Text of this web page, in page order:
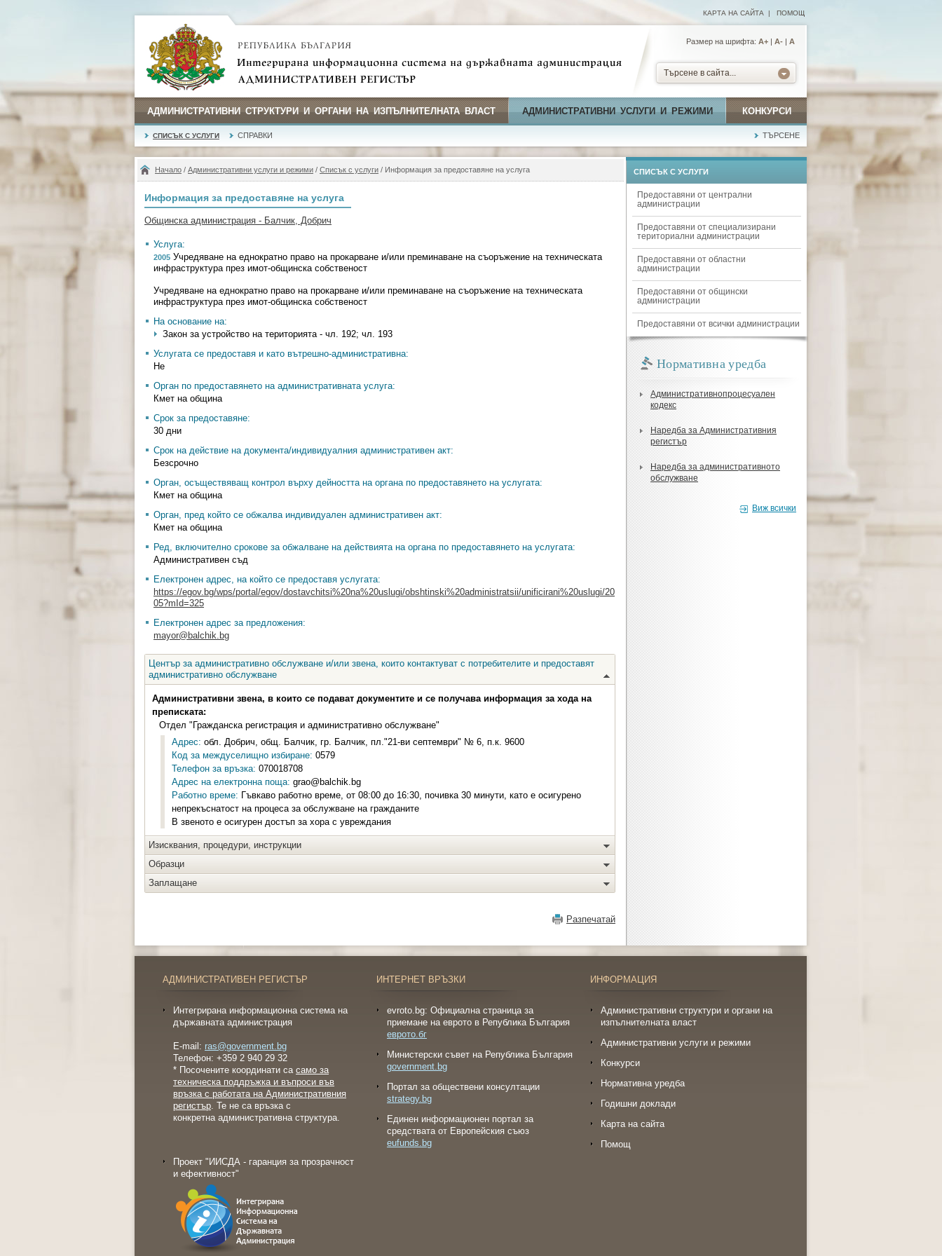
КАРТА НА САЙТА | ПОМОЩ
Размер на шрифта: А+ | A- | A
Търсене в сайта...
АДМИНИСТРАТИВНИ СТРУКТУРИ И ОРГАНИ НА ИЗПЪЛНИТЕЛНАТА ВЛАСТ АДМИНИСТРАТИВНИ УСЛУГИ И РЕЖИМИ КОНКУРСИ
СПИСЪК С УСЛУГИ СПРАВКИ ТЪРСЕНЕ
Начало / Административни услуги и режими / Списък с услуги / Информация за предоставяне на услуга
Информация за предоставяне на услуга
Общинска администрация - Балчик, Добрич
Услуга:
2005 Учредяване на еднократно право на прокарване и/или преминаване на съоръжение на техническата
инфраструктура през имот-общинска собственост
Учредяване на еднократно право на прокарване и/или преминаване на съоръжение на техническата
инфраструктура през имот-общинска собственост
На основание на:
Закон за устройство на територията - чл. 192; чл. 193
Услугата се предоставя и като вътрешно-административна:
Не
Орган по предоставянето на административната услуга:
Кмет на община
Срок за предоставяне:
30 дни
Срок на действие на документа/индивидуалния административен акт:
Безсрочно
Орган, осъществяващ контрол върху дейността на органа по предоставянето на услугата:
Кмет на община
Орган, пред който се обжалва индивидуален административен акт:
Кмет на община
Ред, включително срокове за обжалване на действията на органа по предоставянето на услугата:
Административен съд
Електронен адрес, на който се предоставя услугата:
https://egov.bg/wps/portal/egov/dostavchitsi%20na%20uslugi/obshtinski%20administratsii/unificirani%20uslugi/20
05?mId=325
Електронен адрес за предложения:
mayor@balchik.bg
Център за административно обслужване и/или звена, които контактуват с потребителите и предоставят
административно обслужване
Административни звена, в които се подават документите и се получава информация за хода на
преписката:
Отдел "Гражданска регистрация и административно обслужване"
Адрес: обл. Добрич, общ. Балчик, гр. Балчик, пл."21-ви септември" № 6, п.к. 9600
Код за междуселищно избиране: 0579
Телефон за връзка: 070018708
Адрес на електронна поща: grao@balchik.bg
Работно време: Гъвкаво работно време, от 08:00 до 16:30, почивка 30 минути, като е осигурено
непрекъснатост на процеса за обслужване на гражданите
В звеното е осигурен достъп за хора с увреждания
Изисквания, процедури, инструкции
Образци
Заплащане
Разпечатай
СПИСЪК С УСЛУГИ
Предоставяни от централни
администрации
Предоставяни от специализирани
териториални администрации
Предоставяни от областни
администрации
Предоставяни от общински
администрации
Предоставяни от всички администрации
Нормативна уредба
Административнопроцесуален
кодекс
Наредба за Административния
регистър
Наредба за административното
обслужване
Виж всички
АДМИНИСТРАТИВЕН РЕГИСТЪР
Интегрирана информационна система на
държавната администрация
E-mail: ras@government.bg
Телефон: +359 2 940 29 32
* Посочените координати са само за
техническа поддръжка и въпроси във
връзка с работата на Административния
регистър. Те не са връзка с
конкретна административна структура.
Проект "ИИСДА - гаранция за прозрачност
и ефективност"
ИНТЕРНЕТ ВРЪЗКИ
evroto.bg: Официална страница за
приемане на еврото в Република България
еврото.бг
Министерски съвет на Република България
government.bg
Портал за обществени консултации
strategy.bg
Eдинен информационен портал за
средствата от Европейския съюз
eufunds.bg
ИНФОРМАЦИЯ
Административни структури и органи на
изпълнителната власт
Административни услуги и режими
Конкурси
Нормативна уредба
Годишни доклади
Карта на сайта
Помощ